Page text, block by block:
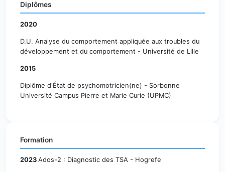
Diplômes
2020
D.U. Analyse du comportement appliquée aux troubles du
développement et du comportement - Université de Lille
2015
Diplôme d'État de psychomotricien(ne) - Sorbonne
Université Campus Pierre et Marie Curie (UPMC)
Formation
2023 Ados-2 : Diagnostic des TSA - Hogrefe